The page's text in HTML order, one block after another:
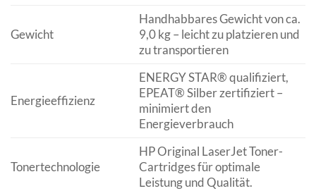
Gewicht
Handhabbares Gewicht von ca.
9,0 kg – leicht zu platzieren und
zu transportieren
Energieeffizienz
ENERGY STAR® qualifiziert,
EPEAT® Silber zertifiziert –
minimiert den
Energieverbrauch
Tonertechnologie
HP Original LaserJet Toner-
Cartridges für optimale
Leistung und Qualität.